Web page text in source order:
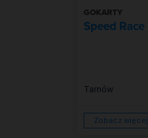
GOKARTY
Speed Race
Tarnów
Zobacz więcej